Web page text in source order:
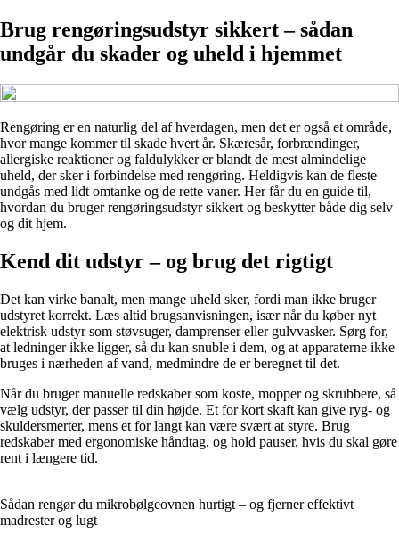
Brug rengøringsudstyr sikkert – sådan
undgår du skader og uheld i hjemmet
Rengøring er en naturlig del af hverdagen, men det er også et område,
hvor mange kommer til skade hvert år. Skæresår, forbrændinger,
allergiske reaktioner og faldulykker er blandt de mest almindelige
uheld, der sker i forbindelse med rengøring. Heldigvis kan de fleste
undgås med lidt omtanke og de rette vaner. Her får du en guide til,
hvordan du bruger rengøringsudstyr sikkert og beskytter både dig selv
og dit hjem.
Kend dit udstyr – og brug det rigtigt
Det kan virke banalt, men mange uheld sker, fordi man ikke bruger
udstyret korrekt. Læs altid brugsanvisningen, især når du køber nyt
elektrisk udstyr som støvsuger, damprenser eller gulvvasker. Sørg for,
at ledninger ikke ligger, så du kan snuble i dem, og at apparaterne ikke
bruges i nærheden af vand, medmindre de er beregnet til det.
Når du bruger manuelle redskaber som koste, mopper og skrubbere, så
vælg udstyr, der passer til din højde. Et for kort skaft kan give ryg- og
skuldersmerter, mens et for langt kan være svært at styre. Brug
redskaber med ergonomiske håndtag, og hold pauser, hvis du skal gøre
rent i længere tid.
Sådan rengør du mikrobølgeovnen hurtigt – og fjerner effektivt
madrester og lugt